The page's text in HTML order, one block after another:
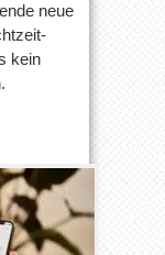
neue
kein